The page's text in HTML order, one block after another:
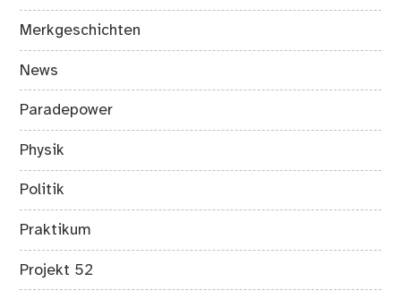
Merkgeschichten
News
Paradepower
Physik
Politik
Praktikum
Projekt 52